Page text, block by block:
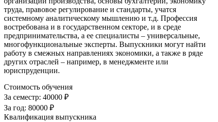
труда, правовое регулирование и стандарты, учатся
системному аналитическому мышлению и т.д. Профессия
востребована и в государственном секторе, и в среде
предпринимательства, а ее специалисты – универсальные,
многофункциональные эксперты. Выпускники могут найти
работу в смежных направлениях экономики, а также в ряде
других отраслей – например, в менеджменте или
юриспруденции.
Стоимость обучения
За семестр: 40000 ₽
За год: 80000 ₽
Квалификация выпускника